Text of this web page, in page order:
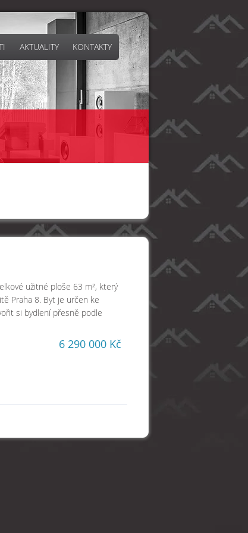
AKTUALITY KONTAKTY
užitné ploše 63 m², který
Praha 8. Byt je určen ke
si bydlení přesně podle
6 290 000 Kč